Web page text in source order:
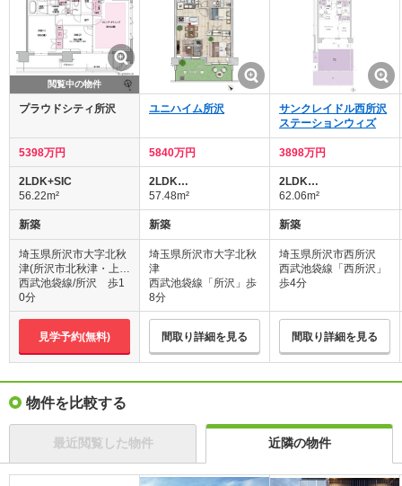
閲覧中の物件
プラウドシティ所沢
5398万円
2LDK+SIC
56.22m²
新築
埼玉県所沢市大字北秋
津(所沢市北秋津・上安
松土地区画整理事業の
一部 23街区)（仮換地
番号）、埼玉県所沢市
(底地地番)
西武池袋線/所沢 歩1
0分
見学予約(無料)
ユニハイム所沢
5840万円
2LDK…
57.48m²
新築
埼玉県所沢市大字北秋
津
西武池袋線「所沢」歩
8分
間取り詳細を見る
サンクレイドル西所沢
ステーションウィズ
3898万円
2LDK…
62.06m²
新築
埼玉県所沢市西所沢
西武池袋線「西所沢」
歩4分
間取り詳細を見る
物件を比較する
最近閲覧した物件 近隣の物件